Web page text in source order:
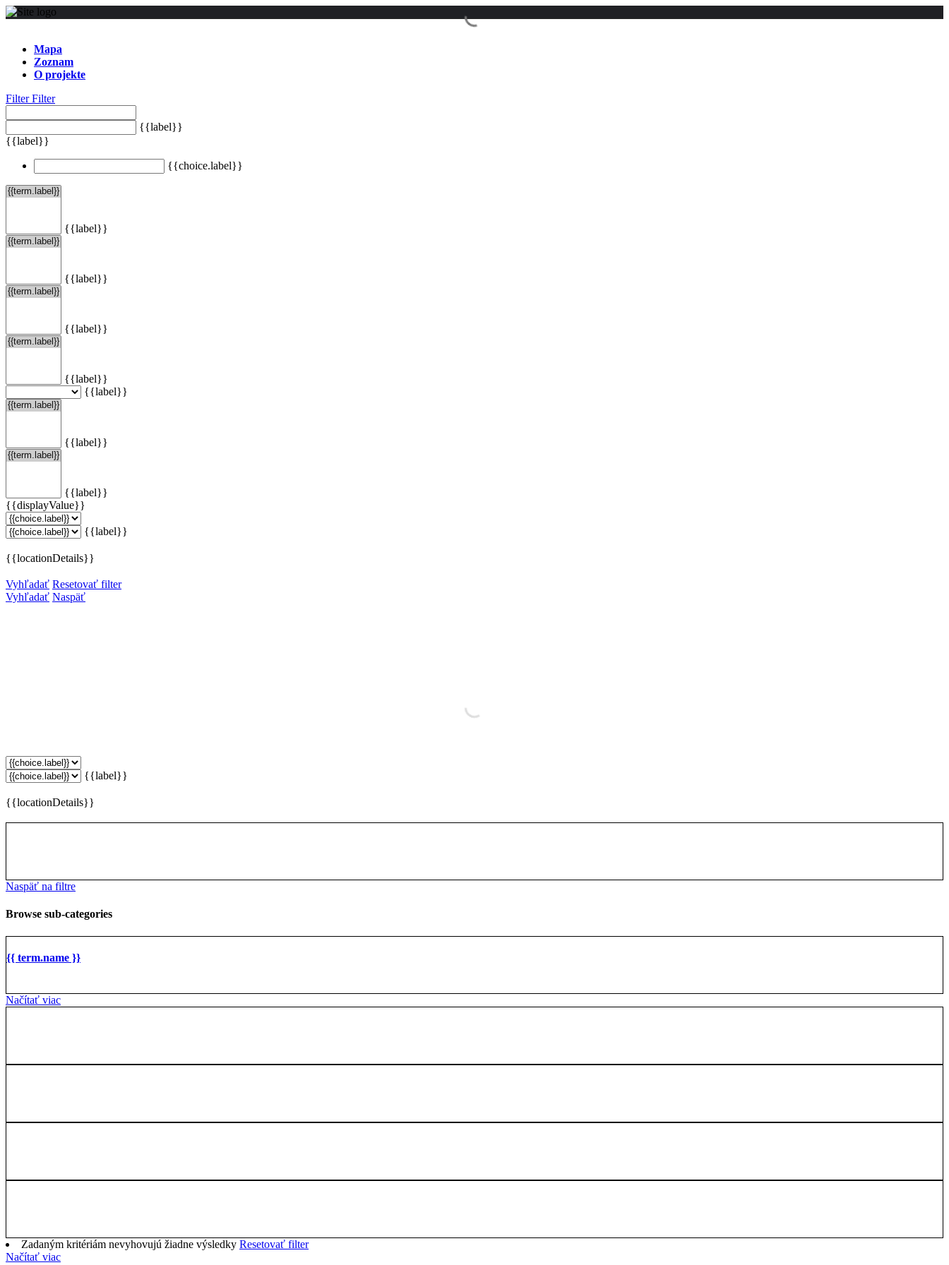
Mapa
Zoznam
O projekte
FilterFilter
{{label}}
{{label}}
{{choice.label}}
{{label}}
{{label}}
{{label}}
{{label}}
{{label}}
{{label}}
{{label}}
{{displayValue}}
{{label}}
{{locationDetails}}
Vyhľadať Resetovať filter
Vyhľadať Naspäť
{{label}}
{{locationDetails}}
Naspäť na filtre
Browse sub-categories
{{ term.name }}
Načítať viac
Zadaným kritériám nevyhovujú žiadne výsledky Resetovať filter
Načítať viac